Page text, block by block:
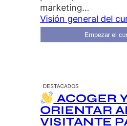
marketing…
Visión general del
Empezar el
DESTACADOS
ACOGER
ORIENTAR
VISITANTE